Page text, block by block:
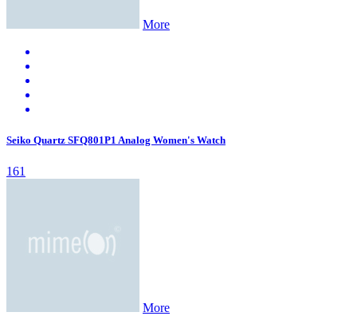
More
Seiko Quartz SFQ801P1 Analog Women's Watch
161
More